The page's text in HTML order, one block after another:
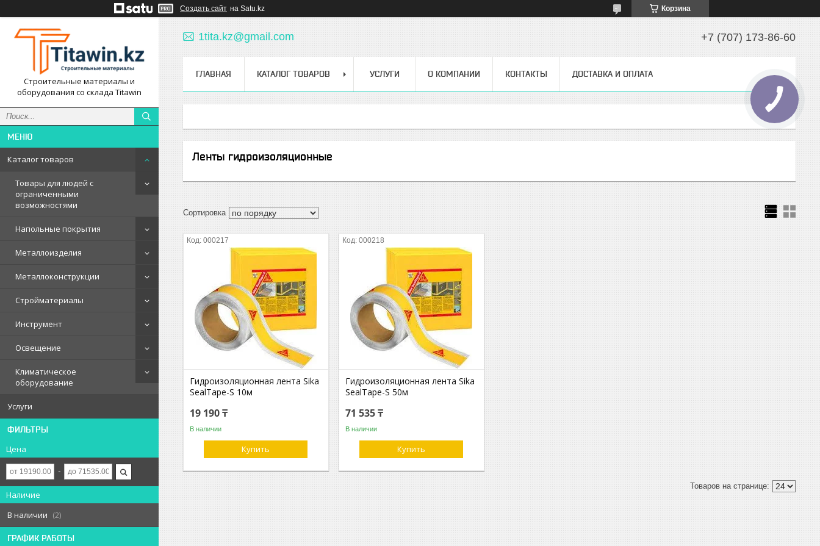
Создать сайт на Satu.kz Корзина
Строительные материалы и
оборудования со склада Titawin
Каталог товаров
Товары для людей с
ограниченными
возможностями
Напольные покрытия
Металлоизделия
Металлоконструкции
Стройматериалы
Инструмент
Освещение
Климатическое
оборудование
Услуги
ФИЛЬТРЫ
Цена
Наличие
В наличии
2
ГРАФИК РАБОТЫ
1tita.kz@gmail.com +7 (707) 173-86-60
ГЛАВНАЯ КАТАЛОГ ТОВАРОВ УСЛУГИ О КОМПАНИИ КОНТАКТЫ ДОСТАВКА И ОПЛАТА
Ленты гидроизоляционные
000217
Гидроизоляционная лента Sika
SealTape-S 10м
19 190 ₸
В наличии
Купить
000218
Гидроизоляционная лента Sika
SealTape-S 50м
71 535 ₸
В наличии
Купить